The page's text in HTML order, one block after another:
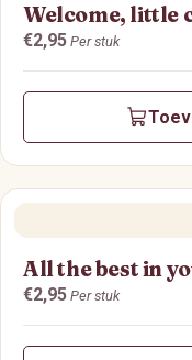
Welcome, little
Prijs:
€2,95 Per stuk
All the best in
Prijs:
€2,95 Per stuk